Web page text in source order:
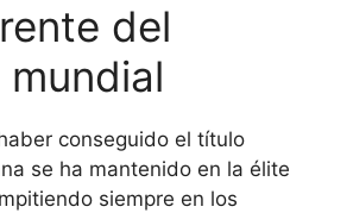
del
conseguido el título
se ha mantenido en la élite
siempre en los